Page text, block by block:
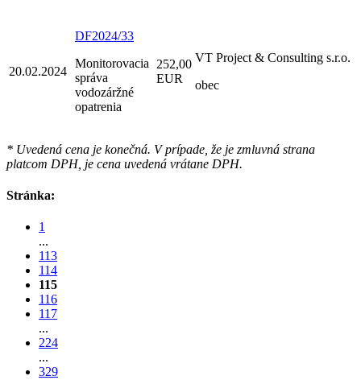
20.02.2024
DF2024/33
Monitorovacia
správa
vodozáržné
opatrenia
252,00
EUR
VT Project & Consulting s.r.o.
obec
* Uvedená cena je konečná. V prípade, že je zmluvná strana
platcom DPH, je cena uvedená vrátane DPH.
Stránka:
1
...
113
114
115
116
117
...
224
...
329